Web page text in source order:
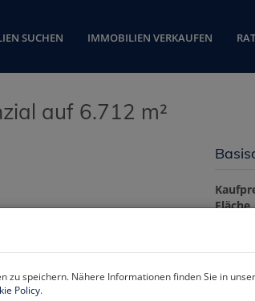
SUCHEN IMMOBILIEN VERKAUFEN
auf 6.712 m²
Fläche
zu speichern. Nähere Informationen finden Sie in
Policy.